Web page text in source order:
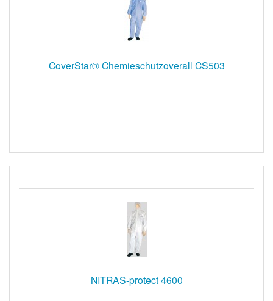
CoverStar® Chemieschutzoverall CS503
NITRAS-protect 4600